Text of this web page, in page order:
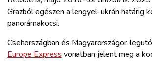
Grazból egészen a lengyel–ukrán határig
panorámakocsi.
Csehországban és Magyarországon
Europe Express vonatban jelent meg a